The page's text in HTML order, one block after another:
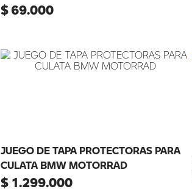
$69.000
JUEGO DE TAPA PROTECTORAS PARA
CULATA BMW MOTORRAD
$ 1.299.000